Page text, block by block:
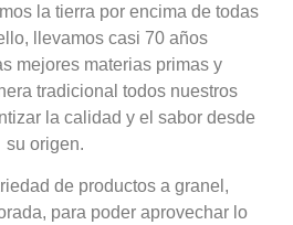
la tierra por encima de todas
llevamos casi 70 años
mejores materias primas y
tradicional todos nuestros
la calidad y el sabor desde
su origen.
de productos a granel,
para poder aprovechar lo